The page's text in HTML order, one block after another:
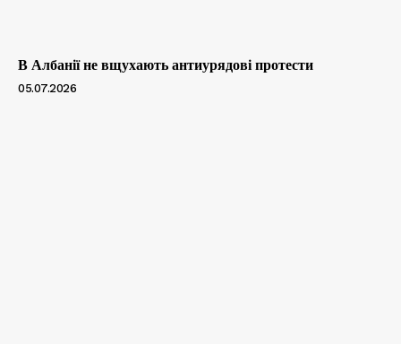
В Албанії не вщухають антиурядові протести
05.07.2026